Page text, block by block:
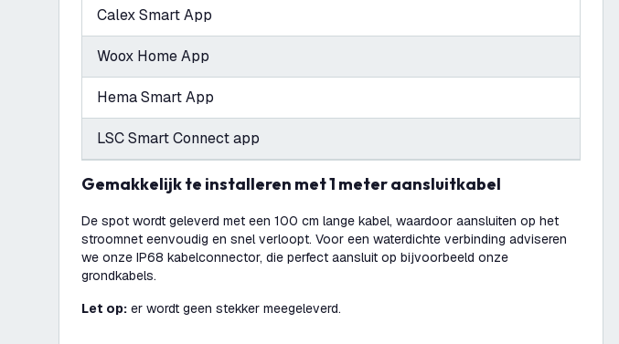
Calex Smart App
Woox Home App
Hema Smart App
LSC Smart Connect app
Gemakkelijk te installeren met 1 meter aansluitkabel
De spot wordt geleverd met een 100 cm lange kabel, waardoor aansluiten op het
stroomnet eenvoudig en snel verloopt. Voor een waterdichte verbinding adviseren
we onze IP68 kabelconnector, die perfect aansluit op bijvoorbeeld onze
grondkabels.
Let op: er wordt geen stekker meegeleverd.